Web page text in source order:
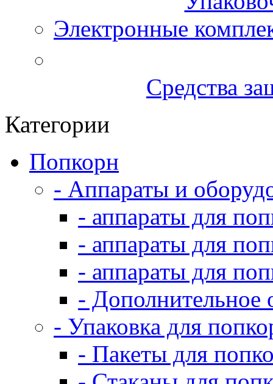
Электронные
Средства
Категории
Попкорн
- Аппараты и
- аппараты для
- аппараты для
- аппараты для
- Дополнительное
- Упаковка для
- Пакеты для